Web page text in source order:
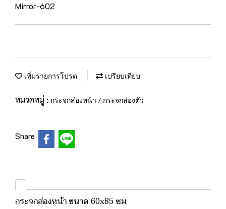
Mirror-602
เพิ่มรายการโปรด เปรียบเทียบ
หมวดหมู่ : กระจกส่องหน้า / กระจกส่องตัว
Share
กระจกส่องหน้า ขนาด 60x85 ซม.